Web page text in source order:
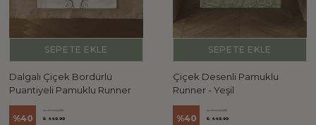
SEPETE EKLE
Dalgalı Çiçek Bordürlü
Puantiyeli Pamuklu Runner
%40
₺ 749.98
₺ 449.99
SEPETE EKLE
Çiçek Desenli Pamuklu
Runner - Yeşil
%40
₺ 749.98
₺ 449.99